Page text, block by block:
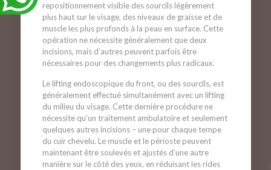
repositionnement visible des sourcils légèrement
plus haut sur le visage, des niveaux de graisse et de
muscle les plus profonds à la peau en surface. Cette
opération ne nécessite généralement que deux
incisions, mais d’autres peuvent parfois être
nécessaires pour des changements plus radicaux.
Le lifting endoscopique du front, ou des sourcils, est
généralement effectué simultanément avec un lifting
du milieu du visage. Cette dernière procédure ne
nécessite qu’un traitement ambulatoire et seulement
quelques autres incisions – une pour chaque tempe
du cuir chevelu. Le muscle et le périoste peuvent
maintenant être soulevés et ajustés d’une autre
manière sur le côté des yeux, en réduisant les rides